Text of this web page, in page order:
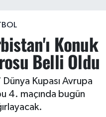
Konuk
Belli Oldu
Kupası Avrupa
4. maçında bugün